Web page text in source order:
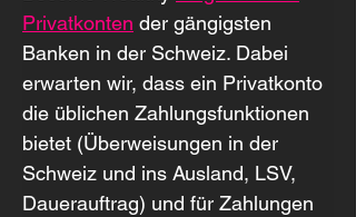
Privatkonten der gängigsten
Banken in der Schweiz. Dabei
erwarten wir, dass ein Privatkonto
die üblichen Zahlungsfunktionen
bietet (Überweisungen in der
Schweiz und ins Ausland, LSV,
Dauerauftrag) und für Zahlungen